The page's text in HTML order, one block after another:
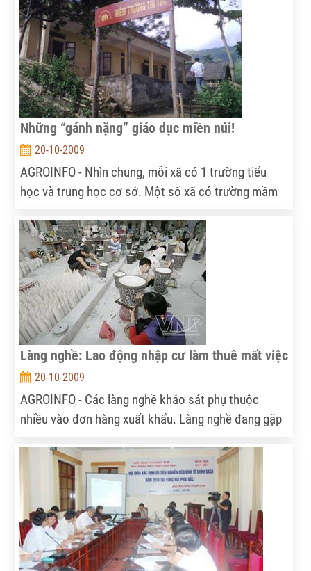
làm gì, và làm gì để trả vốn và lãi vay.
Những “gánh nặng” giáo dục miền núi!
20-10-2009
AGROINFO - Nhìn chung, mỗi xã có 1 trường tiểu
học và trung học cơ sở. Một số xã có trường mầm
rất thô sơ và thiếu thốn về cơ sở vật chất, đồ dùng
giảng dạy và học tập, thiếu giáo viên.
Làng nghề: Lao động nhập cư làm thuê mất việc
20-10-2009
AGROINFO - Các làng nghề khảo sát phụ thuộc
nhiều vào đơn hàng xuất khẩu. Làng nghề đang gặp
đột ngột từ cuối năm 2008.